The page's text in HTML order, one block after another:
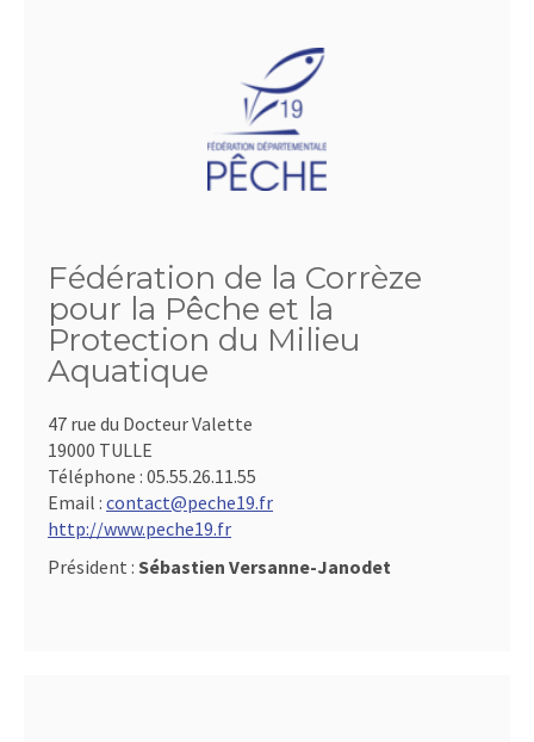
Fédération de la Corrèze
pour la Pêche et la
Protection du Milieu
Aquatique
47 rue du Docteur Valette
19000 TULLE
Téléphone : 05.55.26.11.55
Email : contact@peche19.fr
http://www.peche19.fr
Président : Sébastien Versanne-Janodet